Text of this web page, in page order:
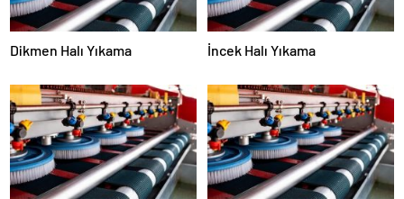
Dikmen Halı Yıkama İncek Halı Yıkama